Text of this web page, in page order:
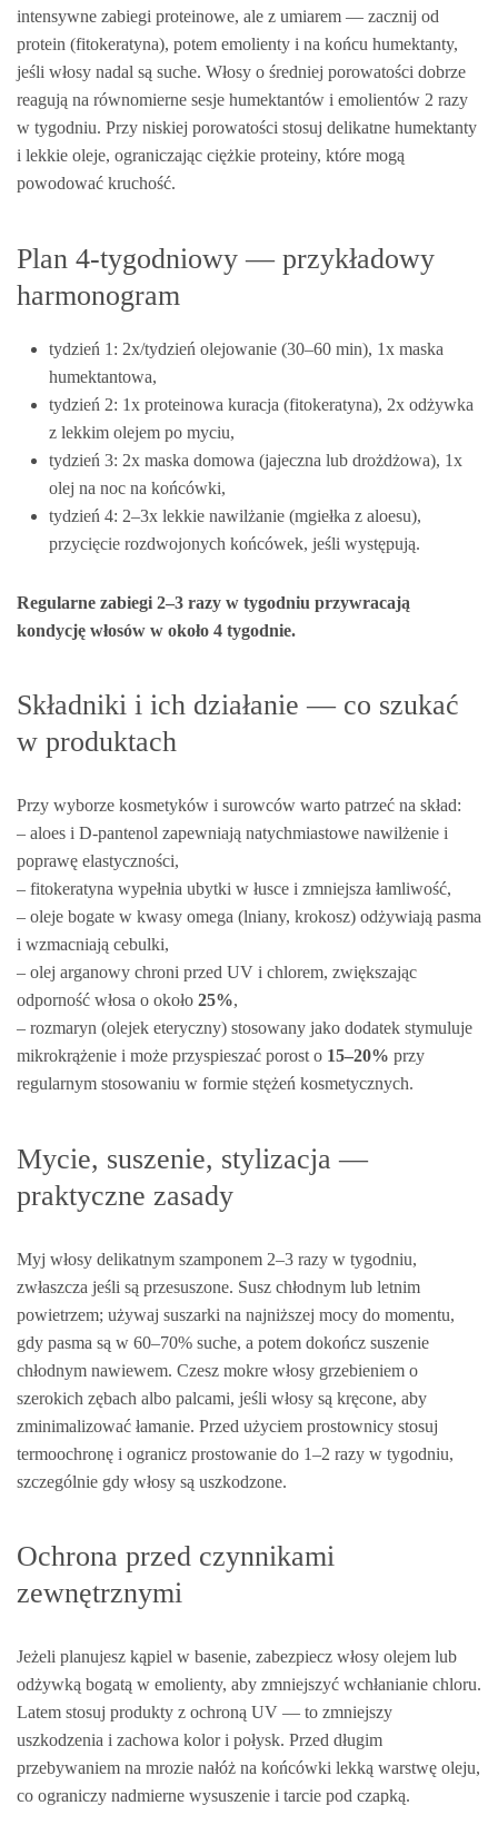
intensywne zabiegi proteinowe, ale z umiarem — zacznij od
protein (fitokeratyna), potem emolienty i na końcu humektanty,
jeśli włosy nadal są suche. Włosy o średniej porowatości dobrze
reagują na równomierne sesje humektantów i emolientów 2 razy
w tygodniu. Przy niskiej porowatości stosuj delikatne humektanty
i lekkie oleje, ograniczając ciężkie proteiny, które mogą
powodować kruchość.
Plan 4‑tygodniowy — przykładowy
harmonogram
tydzień 1: 2x/tydzień olejowanie (30–60 min), 1x maska
humektantowa,
tydzień 2: 1x proteinowa kuracja (fitokeratyna), 2x odżywka
z lekkim olejem po myciu,
tydzień 3: 2x maska domowa (jajeczna lub drożdżowa), 1x
olej na noc na końcówki,
tydzień 4: 2–3x lekkie nawilżanie (mgiełka z aloesu),
przycięcie rozdwojonych końcówek, jeśli występują.
Regularne zabiegi 2–3 razy w tygodniu przywracają
kondycję włosów w około 4 tygodnie.
Składniki i ich działanie — co szukać
w produktach
Przy wyborze kosmetyków i surowców warto patrzeć na skład:
– aloes i D‑pantenol zapewniają natychmiastowe nawilżenie i
poprawę elastyczności,
– fitokeratyna wypełnia ubytki w łusce i zmniejsza łamliwość,
– oleje bogate w kwasy omega (lniany, krokosz) odżywiają pasma
i wzmacniają cebulki,
– olej arganowy chroni przed UV i chlorem, zwiększając
odporność włosa o około 25%,
– rozmaryn (olejek eteryczny) stosowany jako dodatek stymuluje
mikrokrążenie i może przyspieszać porost o 15–20% przy
regularnym stosowaniu w formie stężeń kosmetycznych.
Mycie, suszenie, stylizacja —
praktyczne zasady
Myj włosy delikatnym szamponem 2–3 razy w tygodniu,
zwłaszcza jeśli są przesuszone. Susz chłodnym lub letnim
powietrzem; używaj suszarki na najniższej mocy do momentu,
gdy pasma są w 60–70% suche, a potem dokończ suszenie
chłodnym nawiewem. Czesz mokre włosy grzebieniem o
szerokich zębach albo palcami, jeśli włosy są kręcone, aby
zminimalizować łamanie. Przed użyciem prostownicy stosuj
termoochronę i ogranicz prostowanie do 1–2 razy w tygodniu,
szczególnie gdy włosy są uszkodzone.
Ochrona przed czynnikami
zewnętrznymi
Jeżeli planujesz kąpiel w basenie, zabezpiecz włosy olejem lub
odżywką bogatą w emolienty, aby zmniejszyć wchłanianie chloru.
Latem stosuj produkty z ochroną UV — to zmniejszy
uszkodzenia i zachowa kolor i połysk. Przed długim
przebywaniem na mrozie nałóż na końcówki lekką warstwę oleju,
co ograniczy nadmierne wysuszenie i tarcie pod czapką.